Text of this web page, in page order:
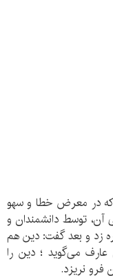
که در معرض خطا و سهو
آن، توسط دانشمندان و
زد و بعد گفت: دین هم
می‌گوید ؛ دین را
فرو نریزد.